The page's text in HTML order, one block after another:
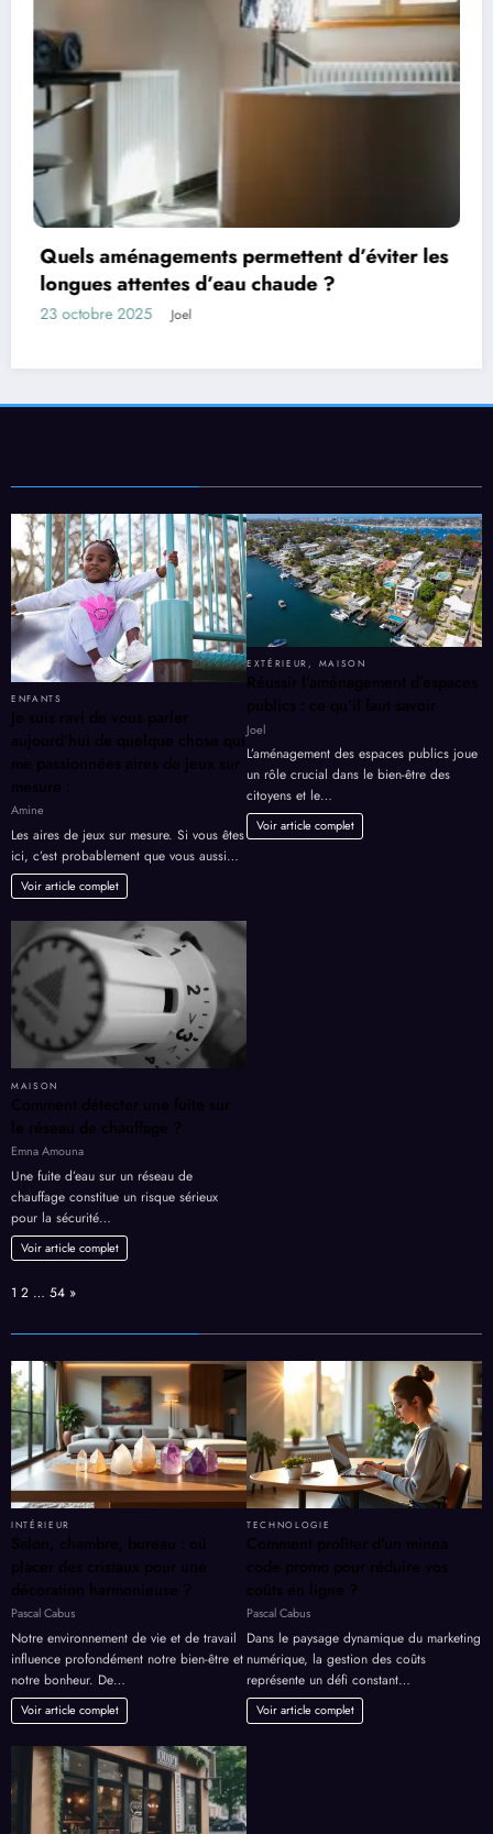
d’éviter les
?
Les facteurs qui influencent
d’un bien
ENFANTS
Je suis ravi de vous parler
aujourd’hui de quelque chose qui
me passionnées aires de jeux sur
mesure :
Amine
Les aires de jeux sur mesure. Si vous êtes
ici, c’est probablement que vous aussi…
Voir article complet
EXTÉRIEUR , MAISON
Réussir l’aménagement d’espaces
publics : ce qu’il faut savoir
Joel
L’aménagement des espaces publics joue
un rôle crucial dans le bien-être des
citoyens et le…
Voir article complet
MAISON
Comment détecter une fuite sur
le réseau de chauffage ?
Emna Amouna
Une fuite d’eau sur un réseau de
chauffage constitue un risque sérieux
pour la sécurité…
Voir article complet
Page:
1 2 … 54 Next
»
INTÉRIEUR
Salon, chambre, bureau : où
placer des cristaux pour une
décoration harmonieuse ?
Pascal Cabus
Notre environnement de vie et de travail
influence profondément notre bien-être et
notre bonheur. De…
Voir article complet
TECHNOLOGIE
Comment profiter d’un minea
code promo pour réduire vos
coûts en ligne ?
Pascal Cabus
Dans le paysage dynamique du marketing
numérique, la gestion des coûts
représente un défi constant…
Voir article complet